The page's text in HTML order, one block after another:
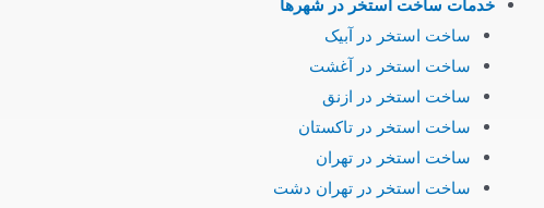
خدمات ساخت استخر در شهرها
ساخت استخر در آبیک
ساخت استخر در آغشت
ساخت استخر در ازنق
ساخت استخر در تاکستان
ساخت استخر در تهران
ساخت استخر در تهران دشت